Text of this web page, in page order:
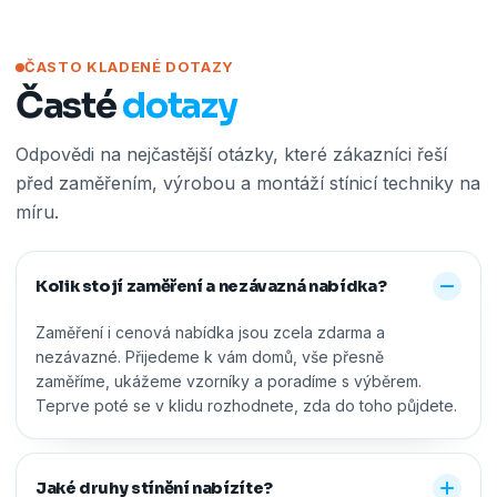
ČASTO KLADENÉ DOTAZY
Častédotazy
Odpovědi na nejčastější otázky, které zákazníci řeší
před zaměřením, výrobou a montáží stínicí techniky na
míru.
Kolik stojí zaměření a nezávazná nabídka?
Zaměření i cenová nabídka jsou zcela zdarma a
nezávazné. Přijedeme k vám domů, vše přesně
zaměříme, ukážeme vzorníky a poradíme s výběrem.
Teprve poté se v klidu rozhodnete, zda do toho půjdete.
Jaké druhy stínění nabízíte?